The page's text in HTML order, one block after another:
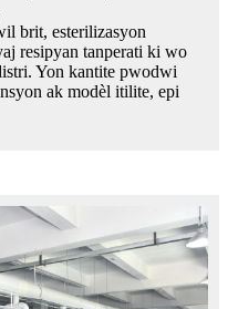
brit, esterilizasyon
resipyan tanperati ki wo
Yon kantite pwodwi
ak modèl itilite, epi